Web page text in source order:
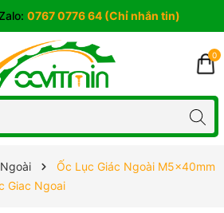
0767 0776 64 (Chỉ nhắn tin)
0
Ốc Lục Giác Ngoài M5x40mm
Giac Ngoai